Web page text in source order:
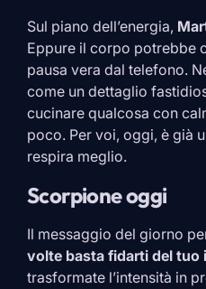
Sul piano dell’energia,
Eppure il corpo potrebbe
pausa vera dal telefono.
come un dettaglio
cucinare qualcosa con
poco. Per voi, oggi, è già
respira meglio.
Scorpione oggi
Il messaggio del giorno
volte basta fidarti del tuo
trasformate l’intensità in